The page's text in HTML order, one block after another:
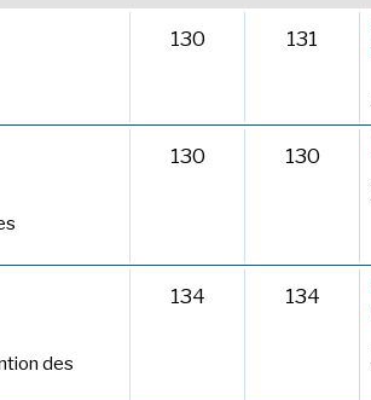
130 131
130 130
des
134 134